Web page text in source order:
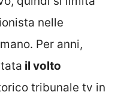
nelle
Per anni,
il volto
tribunale tv in